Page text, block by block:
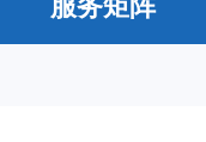
服务矩阵